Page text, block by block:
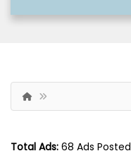
Total Ads: 68 Ads Posted